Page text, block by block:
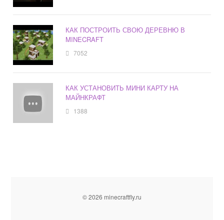
КАК ПОСТРОИТЬ СВОЮ ДЕРЕВНЮ В
MINECRAFT
7052
КАК УСТАНОВИТЬ МИНИ КАРТУ НА
МАЙНКРАФТ
1388
© 2026 minecraftfly.ru